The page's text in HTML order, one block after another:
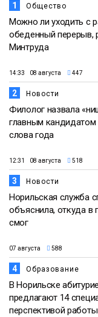
1 Общество
Можно ли уходить с
обеденный перерыв,
Минтруда
14:33 08 августа 447
2 Новости
Филолог назвала
главным кандидатом
слова года
12:31 08 августа 518
3 Новости
Норильская служба
объяснила, откуда в
смог
07 августа 588
4 Образование
В Норильске
предлагают 14
перспективой